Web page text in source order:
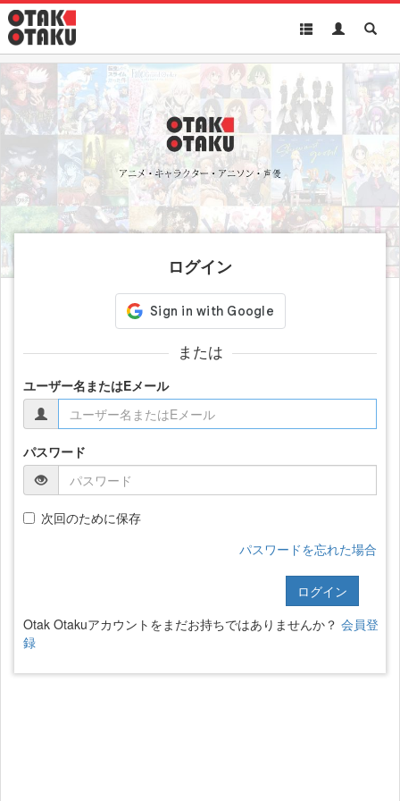
Toggle
Toggle
ログイン
または
ユーザー名またはEメール
パスワード
次回のために保存
パスワードを忘れた場合
ログイン
Otak Otakuアカウントをまだお持ちではありませんか？ 会員登
録